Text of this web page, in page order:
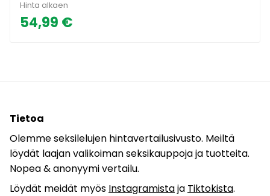
Hinta alkaen
54,99 €
Tietoa
Olemme seksilelujen hintavertailusivusto. Meiltä
löydät laajan valikoiman seksikauppoja ja tuotteita.
Nopea & anonyymi vertailu.
Löydät meidät myös Instagramistaja Tiktokista.